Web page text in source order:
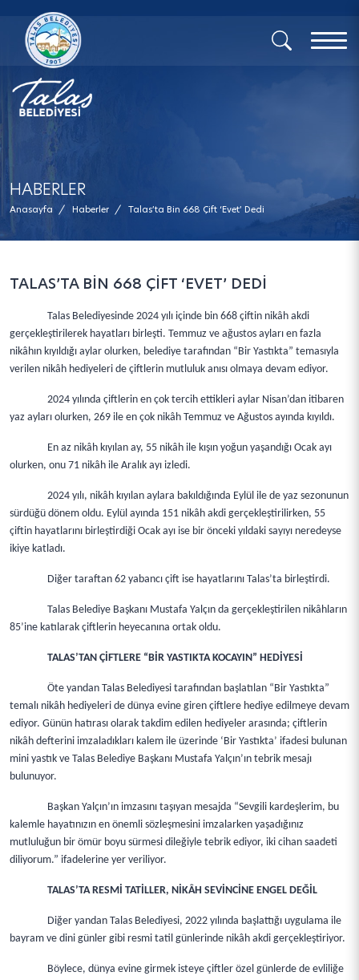
x
HABERLER
Anasayfa / Haberler / Talas’ta Bin 668 Çift ‘Evet’ Dedi
TALAS’TA BİN 668 ÇİFT ‘EVET’ DEDİ
Talas Belediyesinde 2024 yılı içinde bin 668 çiftin nikâh akdi
gerçekleştirilerek hayatları birleşti. Temmuz ve ağustos ayları en fazla
nikâhın kıyıldığı aylar olurken, belediye tarafından “Bir Yastıkta” temasıyla
verilen nikâh hediyeleri de çiftlerin mutluluk anısı olmaya devam ediyor.
2024 yılında çiftlerin en çok tercih ettikleri aylar Nisan’dan itibaren
yaz ayları olurken, 269 ile en çok nikâh Temmuz ve Ağustos ayında kıyıldı.
En az nikâh kıyılan ay, 55 nikâh ile kışın yoğun yaşandığı Ocak ayı
olurken, onu 71 nikâh ile Aralık ayı izledi.
2024 yılı, nikâh kıyılan aylara bakıldığında Eylül ile de yaz sezonunun
sürdüğü dönem oldu. Eylül ayında 151 nikâh akdi gerçekleştirilirken, 55
çiftin hayatlarını birleştirdiği Ocak ayı ise bir önceki yıldaki sayıyı neredeyse
ikiye katladı.
Diğer taraftan 62 yabancı çift ise hayatlarını Talas’ta birleştirdi.
Talas Belediye Başkanı Mustafa Yalçın da gerçekleştirilen nikâhların
85’ine katılarak çiftlerin heyecanına ortak oldu.
TALAS’TAN ÇİFTLERE “BİR YASTIKTA KOCAYIN” HEDİYESİ
Öte yandan Talas Belediyesi tarafından başlatılan “Bir Yastıkta”
temalı nikâh hediyeleri de dünya evine giren çiftlere hediye edilmeye devam
ediyor. Günün hatırası olarak takdim edilen hediyeler arasında; çiftlerin
nikâh defterini imzaladıkları kalem ile üzerinde ‘Bir Yastıkta’ ifadesi bulunan
mini yastık ve Talas Belediye Başkanı Mustafa Yalçın’ın tebrik mesajı
bulunuyor.
Başkan Yalçın’ın imzasını taşıyan mesajda “Sevgili kardeşlerim, bu
kalemle hayatınızın en önemli sözleşmesini imzalarken yaşadığınız
mutluluğun bir ömür boyu sürmesi dileğiyle tebrik ediyor, iki cihan saadeti
diliyorum.” ifadelerine yer veriliyor.
TALAS’TA RESMİ TATİLLER, NİKÂH SEVİNCİNE ENGEL DEĞİL
Diğer yandan Talas Belediyesi, 2022 yılında başlattığı uygulama ile
bayram ve dini günler gibi resmi tatil günlerinde nikâh akdi gerçekleştiriyor.
Böylece, dünya evine girmek isteye çiftler özel günlerde de evliliğe